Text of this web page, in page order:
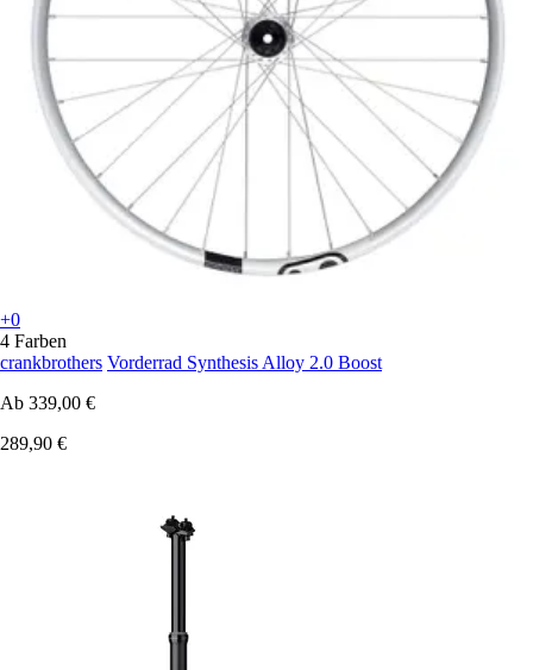
+0
4 Farben
crankbrothers Vorderrad Synthesis Alloy 2.0 Boost
Ab 339,00 €
289,90 €